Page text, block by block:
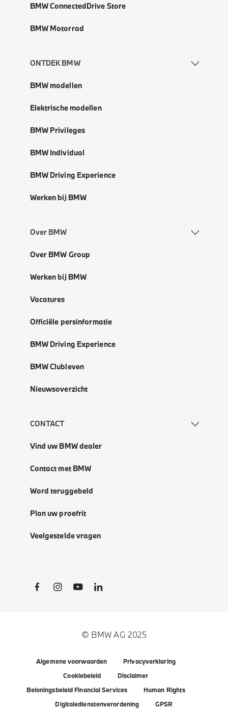
BMW ConnectedDrive Store
BMW Motorrad
ONTDEK BMW
BMW modellen
Elektrische modellen
BMW Privileges
BMW Individual
BMW Driving Experience
Werken bij BMW
Over BMW
Over BMW Group
Werken bij BMW
Vacatures
Officiële persinformatie
BMW Driving Experience
BMW Clubleven
Nieuwsoverzicht
CONTACT
Vind uw BMW dealer
Contact met BMW
Word teruggebeld
Plan uw proefrit
Veelgestelde vragen
Social Links
© BMW AG 2025
Algemene voorwaarden
Privacyverklaring
Cookiebeleid
Disclaimer
Beloningsbeleid Financial Services
Human Rights
Digitaledienstenverordening
GPSR